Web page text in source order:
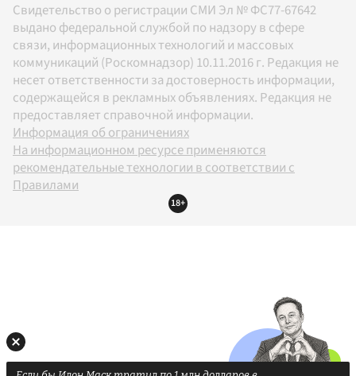
Свидетельство о регистрации СМИ Эл № ФС77-67642
выдано федеральной службой по надзору в сфере
связи, информационных технологий и массовых
коммуникаций (Роскомнадзор) 10.11.2016 г. Редакция не
несет ответственности за достоверность информации,
содержащейся в рекламных объявлениях. Редакция не
предоставляет справочной информации.
Информация об ограничениях
На информационном ресурсе применяются
рекомендательные технологии в соответствии с
Правилами
18+